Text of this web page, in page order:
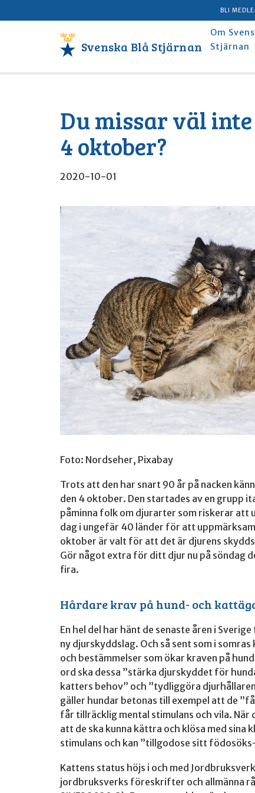
BLI
Svenska Blå Stjärnan
Om
Stjärnan
Du missar väl
4 oktober?
2020-10-01
Foto: Nordseher, Pixabay
Trots att den har snart 90 år på nacken
den 4 oktober. Den startades av en grupp
påminna folk om djurarter som riskerar
dag i ungefär 40 länder för att
oktober är valt för att det är djurens
Gör något extra för ditt djur nu på söndag
fira.
Hårdare krav på hund- och
En hel del har hänt de senaste åren i
ny djurskyddslag. Och så sent som i
och bestämmelser som ökar kraven på
ord ska dessa ”stärka djurskyddet för
katters behov” och ”tydliggöra
gäller hundar betonas till exempel att de
får tillräcklig mental stimulans och vila.
att de ska kunna kättra och klösa med sina
stimulans och kan ”tillgodose sitt
Kattens status höjs i och med
jordbruksverks föreskrifter och allmänna